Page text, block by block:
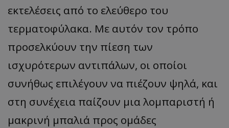
εκτελέσεις από το ελεύθερο του
τερματοφύλακα. Με αυτόν τον τρόπο
προσελκύουν την πίεση των
ισχυρότερων αντιπάλων, οι οποίοι
συνήθως επιλέγουν να πιέζουν ψηλά, και
στη συνέχεια παίζουν μια λομπαριστή ή
μακρινή μπαλιά προς ομάδες